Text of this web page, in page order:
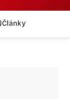
Články